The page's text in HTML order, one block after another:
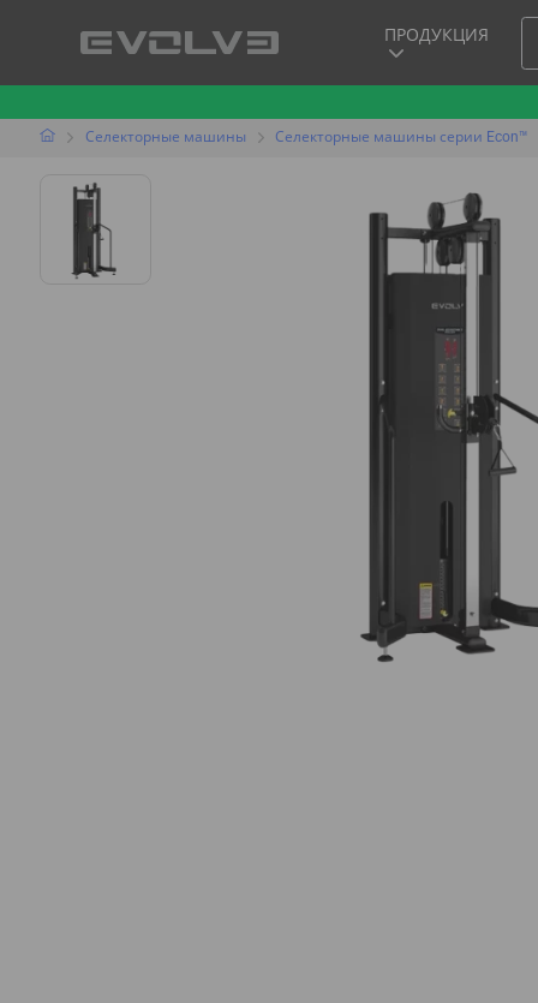
ПРОДУКЦИЯ
Селекторные машины Селекторные машины серии Econ™